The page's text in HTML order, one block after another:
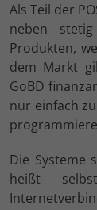
Als Teil der
neben
Produkten,
dem Markt
GoBD
nur einfach
Die Systeme
heißt